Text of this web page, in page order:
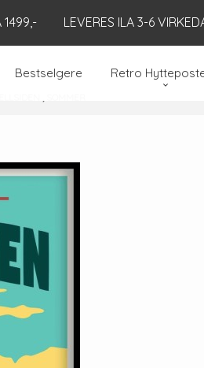
1499,- LEVERES ILA 3-6
Bestselgere Retro